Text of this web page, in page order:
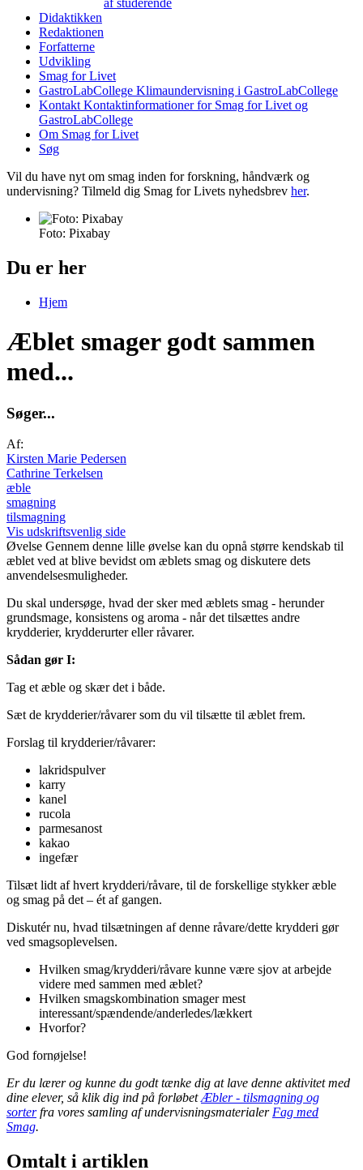
af studerende
Didaktikken
Redaktionen
Forfatterne
Udvikling
Smag for Livet
GastroLabCollege Klimaundervisning i GastroLabCollege
Kontakt Kontaktinformationer for Smag for Livet og
GastroLabCollege
Om Smag for Livet
Søg
Vil du have nyt om smag inden for forskning, håndværk og
undervisning? Tilmeld dig Smag for Livets nyhedsbrev her.
Foto: Pixabay
Du er her
Hjem
Æblet smager godt sammen
med...
Søger...
Af:
Kirsten Marie Pedersen
Cathrine Terkelsen
æble
smagning
tilsmagning
Vis udskriftsvenlig side
Øvelse Gennem denne lille øvelse kan du opnå større kendskab til
æblet ved at blive bevidst om æblets smag og diskutere dets
anvendelsesmuligheder.
Du skal undersøge, hvad der sker med æblets smag - herunder
grundsmage, konsistens og aroma - når det tilsættes andre
krydderier, krydderurter eller råvarer.
Sådan gør I:
Tag et æble og skær det i både.
Sæt de krydderier/råvarer som du vil tilsætte til æblet frem.
Forslag til krydderier/råvarer:
lakridspulver
karry
kanel
rucola
parmesanost
kakao
ingefær
Tilsæt lidt af hvert krydderi/råvare, til de forskellige stykker æble
og smag på det – ét af gangen.
Diskutér nu, hvad tilsætningen af denne råvare/dette krydderi gør
ved smagsoplevelsen.
Hvilken smag/krydderi/råvare kunne være sjov at arbejde
videre med sammen med æblet?
Hvilken smagskombination smager mest
interessant/spændende/anderledes/lækkert
Hvorfor?
God fornøjelse!
Er du lærer og kunne du godt tænke dig at lave denne aktivitet med
dine elever, så klik dig ind på forløbetÆbler - tilsmagning og
sorterfra vores samling af undervisningsmaterialerFag med
Smag.
Omtalt i artiklen